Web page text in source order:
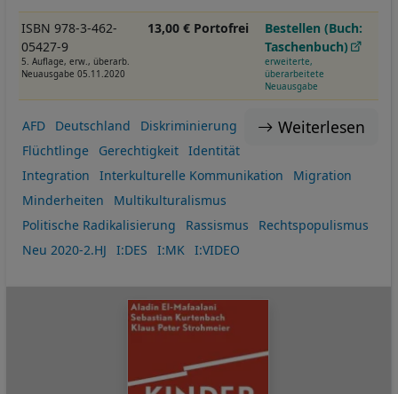
ISBN 978-3-462-
05427-9
5. Auflage, erw., überarb.
Neuausgabe 05.11.2020
13,00 € Portofrei
Bestellen (Buch:
Taschenbuch)
erweiterte,
überarbeitete
Neuausgabe
Weiterlesen
AFD Deutschland
Diskriminierung
Flüchtlinge
Gerechtigkeit
Identität
Integration
Interkulturelle Kommunikation
Migration
Minderheiten
Multikulturalismus
Politische Radikalisierung
Rassismus
Rechtspopulismus
Neu 2020-2.HJ
I:DES I:MK I:VIDEO